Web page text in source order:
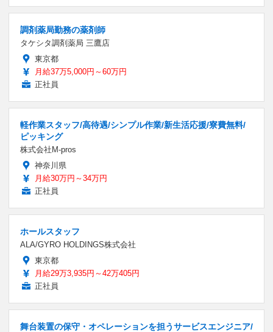
調剤薬局勤務の薬剤師
タケシタ調剤薬局 三鷹店
東京都
月給37万5,000円～60万円
正社員
軽作業スタッフ/高待遇/シンプル作業/新生活応援/寮費無料/
ピッキング
株式会社M-pros
神奈川県
月給30万円～34万円
正社員
ホールスタッフ
ALA/GYRO HOLDINGS株式会社
東京都
月給29万3,935円～42万405円
正社員
舞台装置の保守・オペレーションを担うサービスエンジニア/